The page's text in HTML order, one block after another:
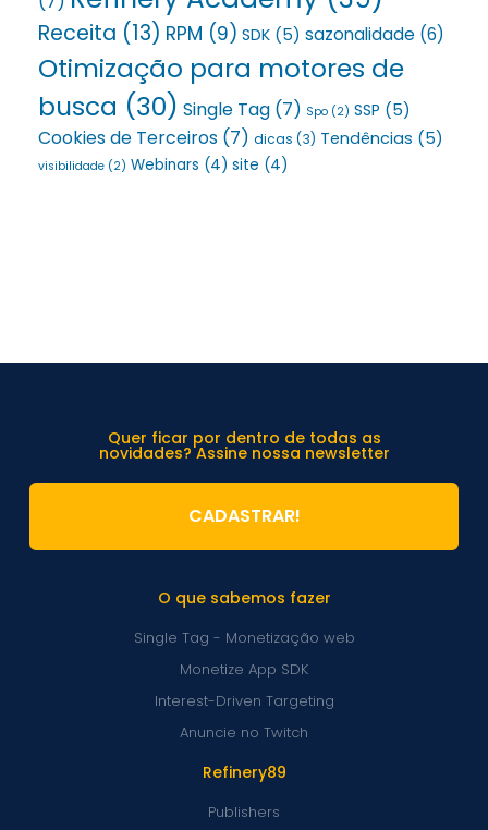
Receita (13) RPM (9) SDK (5) sazonalidade (6)
Otimização para motores de
busca (30) Single Tag (7) Spo (2) SSP (5)
Cookies de Terceiros (7) dicas (3) Tendências (5)
visibilidade (2) Webinars (4) site (4)
Refinery89
Publishers
O que sabemos fazer
Single Tag - Monetização web
Monetize App SDK
Interest-Driven Targeting
Anuncie no Twitch
Quer ficar por dentro de todas as
novidades? Assine nossa newsletter
CADASTRAR!